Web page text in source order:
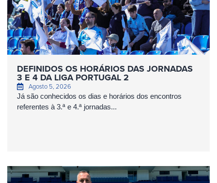
DEFINIDOS OS HORÁRIOS DAS JORNADAS
3 E 4 DA LIGA PORTUGAL 2
Agosto 5, 2026
Já são conhecidos os dias e horários dos encontros
referentes à 3.ª e 4.ª jornadas...